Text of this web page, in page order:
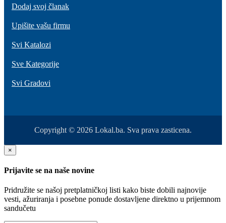
Dodaj svoj članak
Upišite vašu firmu
Svi Katalozi
Sve Kategorije
Svi Gradovi
Copyright © 2026 Lokal.ba. Sva prava zasticena.
×
Prijavite se na naše novine
Pridružite se našoj pretplatničkoj listi kako biste dobili najnovije
vesti, ažuriranja i posebne ponude dostavljene direktno u prijemnom
sandučetu